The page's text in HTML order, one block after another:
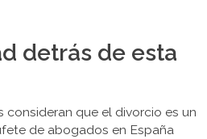
detrás de esta
que el divorcio es un
de abogados en España